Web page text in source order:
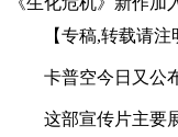
【专稿,转载请注
卡普空今日又公
这部宣传片主要